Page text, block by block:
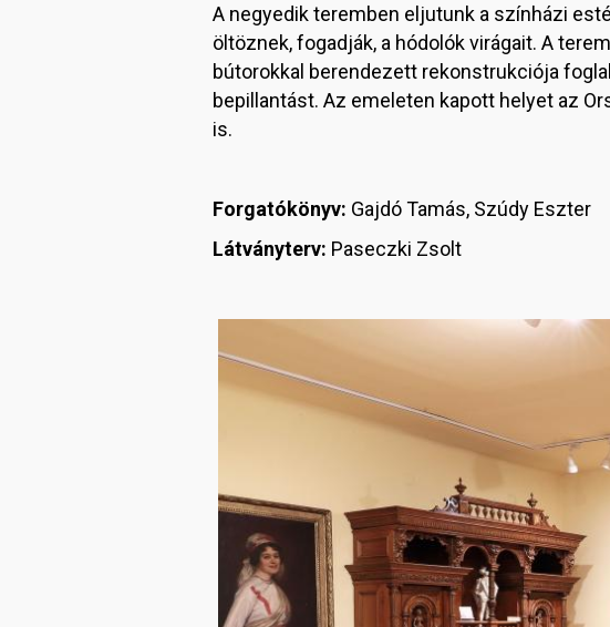
A negyedik teremben eljutunk a színházi
öltöznek, fogadják, a hódolók virágait. A
bútorokkal berendezett rekonstrukciója
bepillantást. Az emeleten kapott helyet az
is.
Forgatókönyv: Gajdó Tamás, Szúdy Eszter
Látványterv: Paseczki Zsolt